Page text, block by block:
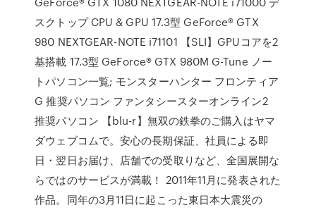
スクトップ CPU & GPU 17.3型 GeForce® GTX
980 NEXTGEAR-NOTE i71101 【SLI】GPUコアを2
基搭載 17.3型 GeForce® GTX 980M G-Tune ノー
トパソコン一覧; モンスターハンター フロンティア
G 推奨パソコン ファンタシースターオンライン2
推奨パソコン 【blu-r】無双の鉄拳のご購入はヤマ
ダウェブコムで。安心の長期保証、社員による即
日・翌日お届け、店舗での受取りなど、全国展開な
らではのサービスが満載！ 2011年11月に発表された
作品。同年の3月11日に起こった東日本大震災の